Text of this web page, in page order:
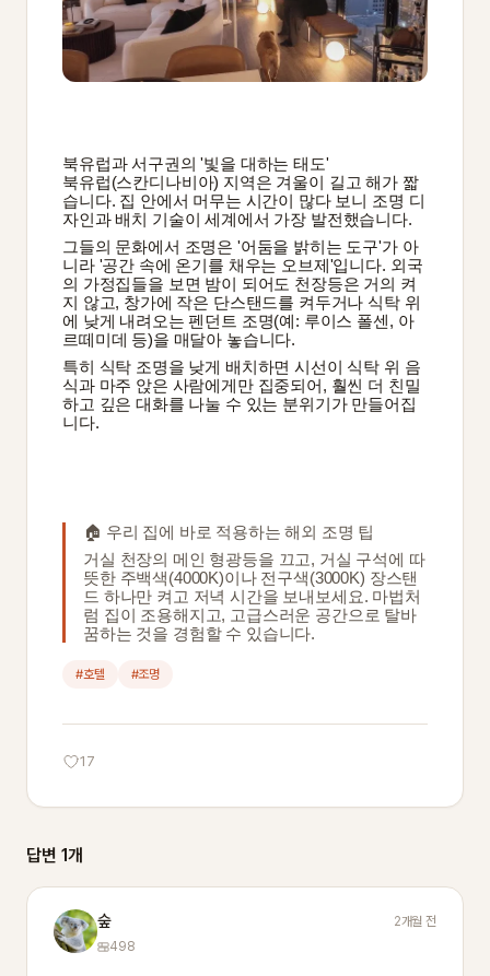
북유럽과 서구권의 '빛을 대하는 태도'
북유럽(스칸디나비아) 지역은 겨울이 길고 해가 짧
습니다. 집 안에서 머무는 시간이 많다 보니 조명 디
자인과 배치 기술이 세계에서 가장 발전했습니다.
그들의 문화에서 조명은 '어둠을 밝히는 도구'가 아
니라 '공간 속에 온기를 채우는 오브제'입니다. 외국
의 가정집들을 보면 밤이 되어도 천장등은 거의 켜
지 않고, 창가에 작은 단스탠드를 켜두거나 식탁 위
에 낮게 내려오는 펜던트 조명(예: 루이스 폴센, 아
르떼미데 등)을 매달아 놓습니다.
특히 식탁 조명을 낮게 배치하면 시선이 식탁 위 음
식과 마주 앉은 사람에게만 집중되어, 훨씬 더 친밀
하고 깊은 대화를 나눌 수 있는 분위기가 만들어집
니다.
🏠 우리 집에 바로 적용하는 해외 조명 팁
거실 천장의 메인 형광등을 끄고, 거실 구석에 따
뜻한 주백색(4000K)이나 전구색(3000K) 장스탠
드 하나만 켜고 저녁 시간을 보내보세요. 마법처
럼 집이 조용해지고, 고급스러운 공간으로 탈바
꿈하는 것을 경험할 수 있습니다.
#호텔 #조명
17
답변 1개
숲
2개월 전
498